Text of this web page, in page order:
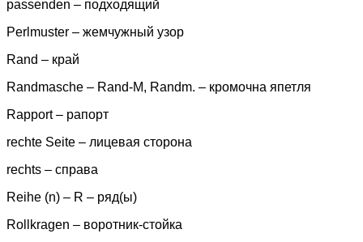
passenden – подходящий
Perlmuster – жемчужный узор
Rand – край
Randmasche – Rand-M, Randm. – кромочна япетля
Rapport – рапорт
rechte Seite – лицевая сторона
rechts – справа
Reihe (n) – R – ряд(ы)
Rollkragen – воротник-стойка